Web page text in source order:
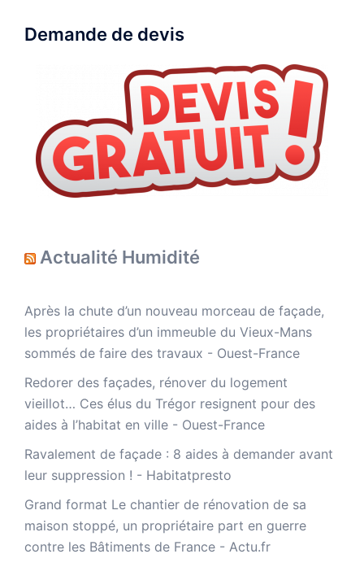
Demande de devis
Actualité Humidité
Après la chute d’un nouveau morceau de façade,
les propriétaires d’un immeuble du Vieux-Mans
sommés de faire des travaux - Ouest-France
Redorer des façades, rénover du logement
vieillot… Ces élus du Trégor resignent pour des
aides à l’habitat en ville - Ouest-France
Ravalement de façade : 8 aides à demander avant
leur suppression ! - Habitatpresto
Grand format Le chantier de rénovation de sa
maison stoppé, un propriétaire part en guerre
contre les Bâtiments de France - Actu.fr